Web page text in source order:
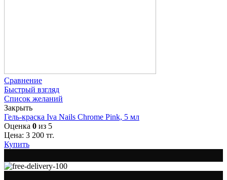
Сравнение
Быстрый взгляд
Список желаний
Закрыть
Гель-краска Iva Nails Chrome Pink, 5 мл
Оценка 0 из 5
Цена: 3 200 тг.
Купить